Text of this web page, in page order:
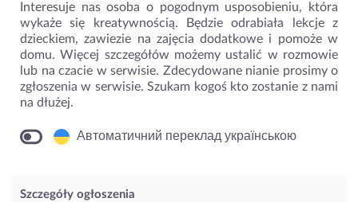
Interesuje nas osoba o pogodnym usposobieniu, która
wykaże się kreatywnością. Będzie odrabiała lekcje z
dzieckiem, zawiezie na zajęcia dodatkowe i pomoże w
domu. Więcej szczegółów możemy ustalić w rozmowie
lub na czacie w serwisie. Zdecydowane nianie prosimy o
zgłoszenia w serwisie. Szukam kogoś kto zostanie z nami
na dłużej.
Автоматичний переклад українською
Szczegóły ogłoszenia